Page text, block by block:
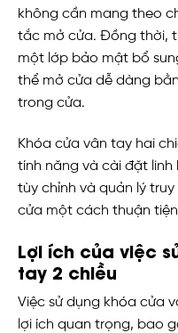
không cần mang theo
tắc mở cửa. Đồng thời,
một lớp bảo mật bổ
thể mở cửa dễ dàng
trong cửa.
Khóa cửa vân tay hai
tính năng và cài đặt
tùy chỉnh và quản lý
cửa một cách thuận
Lợi ích của việc
tay 2 chiều
Việc sử dụng khóa cửa
lợi ích quan trọng, bao